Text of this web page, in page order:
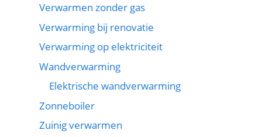
Verwarmen zonder gas
Verwarming bij renovatie
Verwarming op elektriciteit
Wandverwarming
Elektrische wandverwarming
Zonneboiler
Zuinig verwarmen